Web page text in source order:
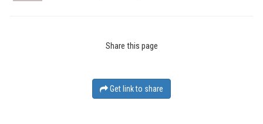
Share this page
Get link to share